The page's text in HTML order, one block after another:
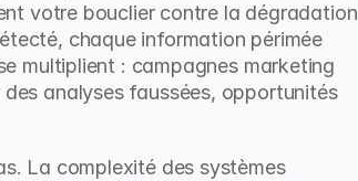
votre bouclier contre la dégradation
chaque information périmée
multiplient : campagnes marketing
analyses faussées, opportunités
La complexité des systèmes